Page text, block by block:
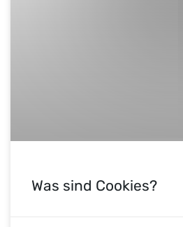
Was sind Cookies?